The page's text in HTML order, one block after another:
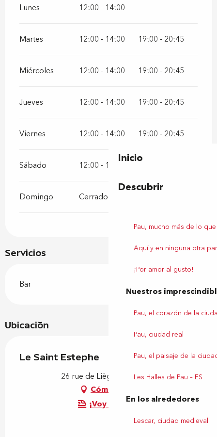
Inicio
Descubrir
Pau, mucho más de lo
Aquí y en ninguna otra
¡Por amor al gusto!
Nuestros
Pau, el corazón de la
Pau, ciudad real
Pau, el paisaje de la
Les Halles de Pau – ES
En los alrededores
Lescar, ciudad medieval
Servicios
Bar
Lunes 12:00 - 14:00
Martes 12:00 - 14:00 19:00 - 20:45
Miércoles 12:00 - 14:00 19:00 - 20:45
Jueves 12:00 - 14:00 19:00 - 20:45
Viernes 12:00 - 14:00 19:00 - 20:45
Sábado 12:00 - 14:00
Domingo Cerrado
Ubicación
Le Saint Estephe
26 rue de Liège, 64000 Pau
Cómo llegar
¡Voy en tren!